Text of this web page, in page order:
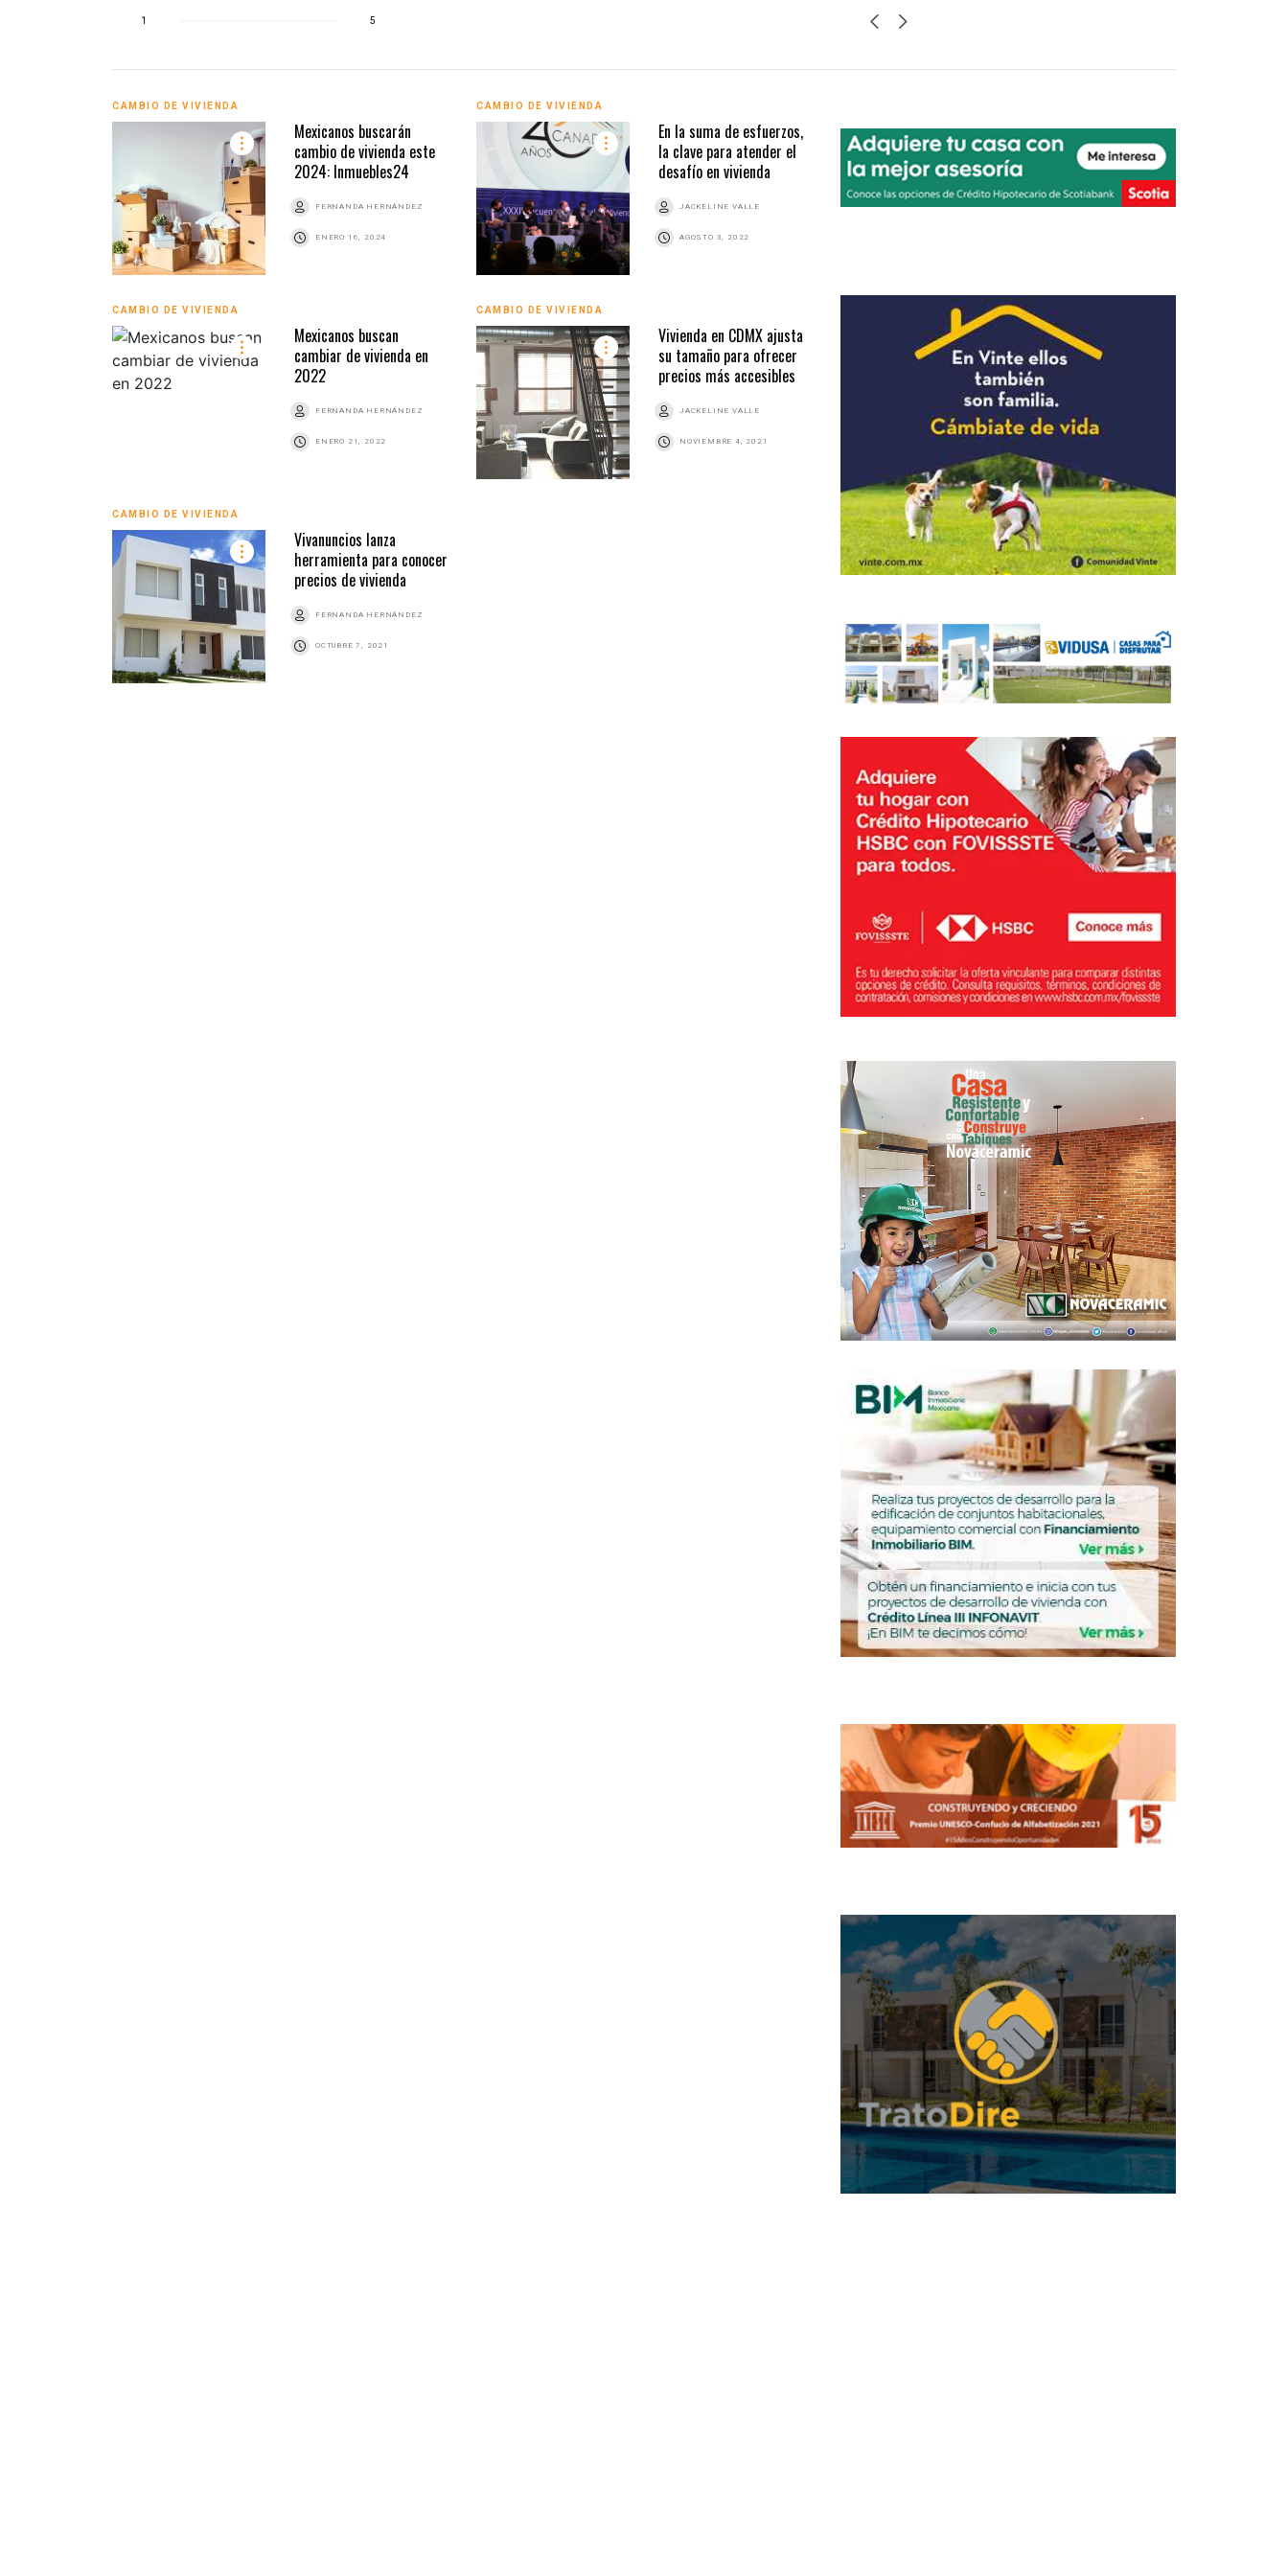
1 5
CAMBIO DE VIVIENDA
Mexicanos buscarán
cambio de vivienda este
2024: Inmuebles24
FERNANDA HERNÁNDEZ
ENERO 16, 2024
CAMBIO DE VIVIENDA
En la suma de esfuerzos,
la clave para atender el
desafío en vivienda
JACKELINE VALLE
AGOSTO 3, 2022
CAMBIO DE VIVIENDA
Mexicanos buscan
cambiar de vivienda en
2022
FERNANDA HERNÁNDEZ
ENERO 21, 2022
CAMBIO DE VIVIENDA
Vivienda en CDMX ajusta
su tamaño para ofrecer
precios más accesibles
JACKELINE VALLE
NOVIEMBRE 4, 2021
CAMBIO DE VIVIENDA
Vivanuncios lanza
herramienta para conocer
precios de vivienda
FERNANDA HERNÁNDEZ
OCTUBRE 7, 2021